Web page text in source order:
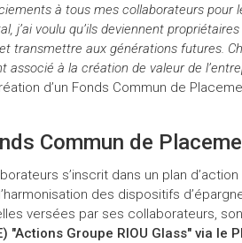
à tous mes collaborateurs
j’ai voulu qu’ils deviennent
transmettre aux générations futures.
à la création de valeur de
d’un Fonds Commun de
Commun de
s’inscrit dans un plan
des dispositifs
versées par ses collaborateurs,
"Actions Groupe RIOU Glass" via le